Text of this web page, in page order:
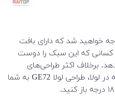
خواهید شد که دارای بافت
کسانی که این سبک را دوست
برخلاف اکثر طراحی‌های
نوت‌بوک با محدودیت ۱۲۰ درجه در لولا، طراحی لولا GE72 به شما